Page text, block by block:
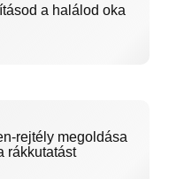
a halálod oka
rejtély megoldása
rákkutatást